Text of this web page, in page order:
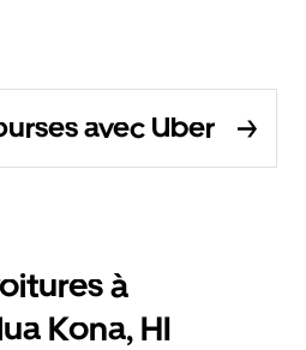
avec Uber
à
Kona, HI